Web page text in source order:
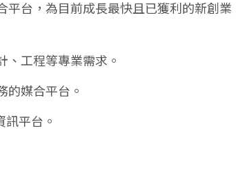
平台，為目前成長最快且已獲利的新創業
、工程等專業需求。
的媒合平台。
訊平台。